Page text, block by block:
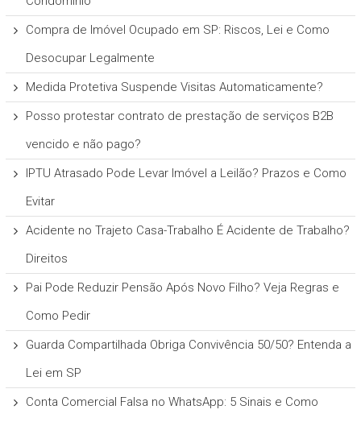
Compra de Imóvel Ocupado em SP: Riscos, Lei e Como
Desocupar Legalmente
Medida Protetiva Suspende Visitas Automaticamente?
Posso protestar contrato de prestação de serviços B2B
vencido e não pago?
IPTU Atrasado Pode Levar Imóvel a Leilão? Prazos e Como
Evitar
Acidente no Trajeto Casa-Trabalho É Acidente de Trabalho?
Direitos
Pai Pode Reduzir Pensão Após Novo Filho? Veja Regras e
Como Pedir
Guarda Compartilhada Obriga Convivência 50/50? Entenda a
Lei em SP
Conta Comercial Falsa no WhatsApp: 5 Sinais e Como